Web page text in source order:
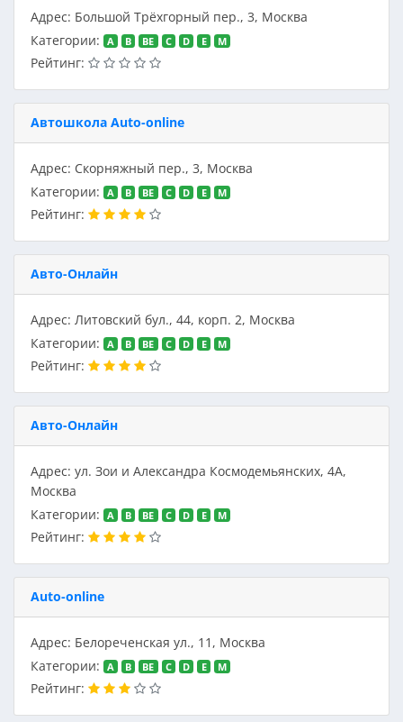
Адрес: Большой Трёхгорный пер., 3, Москва
Категории:
A B BE C D E M
Рейтинг:
Автошкола Auto-online
Адрес: Скорняжный пер., 3, Москва
Категории:
A B BE C D E M
Рейтинг:
Авто-Онлайн
Адрес: Литовский бул., 44, корп. 2, Москва
Категории:
A B BE C D E M
Рейтинг:
Авто-Онлайн
Адрес: ул. Зои и Александра Космодемьянских, 4А,
Москва
Категории:
A B BE C D E M
Рейтинг:
Auto-online
Адрес: Белореченская ул., 11, Москва
Категории:
A B BE C D E M
Рейтинг: